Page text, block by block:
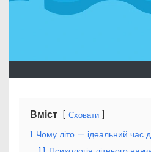
Вміст Сховати
1 Чому літо — ідеальний час